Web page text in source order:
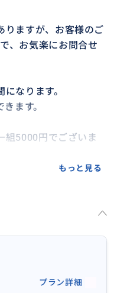
りますが、お客様のご
、お気楽にお問合せ
なります。
ます。
組5000円でございま
もっと見る
プラン詳細